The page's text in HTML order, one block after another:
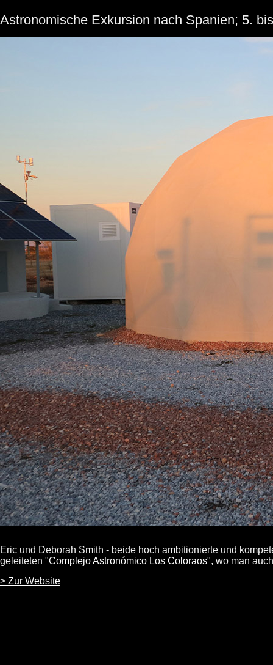
Astronomische Exkursion nach Spanien; 5.
Eric und Deborah Smith - beide hoch ambitionierte und
geleiteten "Complejo Astronómico Los Coloraos", wo man
> Zur Website